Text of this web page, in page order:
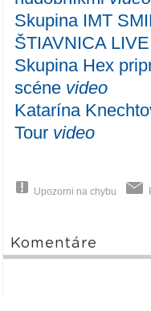
Skupina IMT
ŠTIAVNICA LIVE
Skupina Hex
scéne video
Katarína
Tour video
Upozorni na chybu
Komentáre